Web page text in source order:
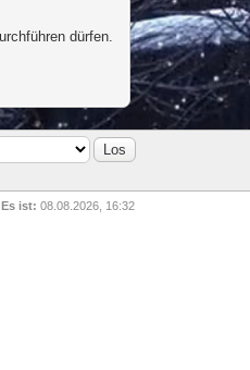
dürfen.
Es ist: 08.08.2026, 16:32